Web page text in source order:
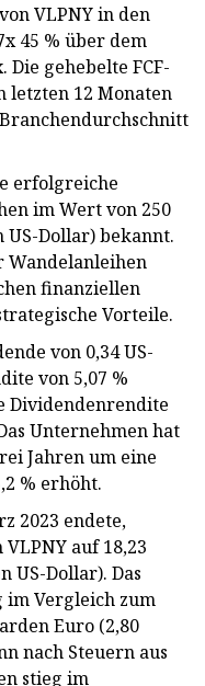
VLPNY in den
45 % über dem
gehebelte FCF-
letzten 12 Monaten
erfolgreiche
im Wert von 250
Dollar) bekannt.
Wandelanleihen
finanziellen
Vorteile.
von 0,34 US-
von 5,07 %
Dividendenrendite
Unternehmen hat
Jahren um eine
% erhöht.
2023 endete,
auf 18,23
US-Dollar). Das
im Vergleich zum
Euro (2,80
nach Steuern aus
stieg im